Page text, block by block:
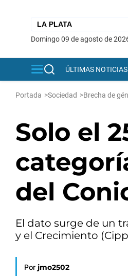
domingo 09 de agosto de
ÚLTIMAS NOTICIAS
Portada >Sociedad >Brecha de
Solo el
del
El dato surge de un
y el Crecimiento
Por jmo2502